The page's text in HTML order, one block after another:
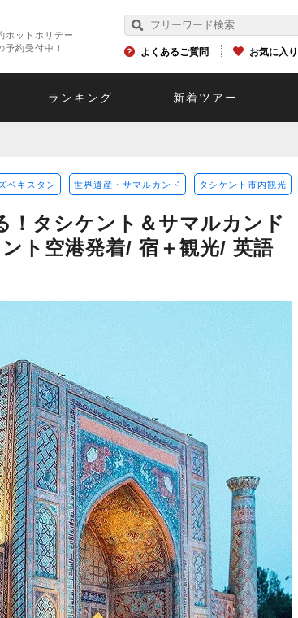
ホットホリデー
約受付中！
よくあるご質問 お気に入り
ランキング 新着ツアー
ベキスタン 世界遺産・サマルカンド タシケント市内観光
！タシケント＆サマルカンド
ト空港発着/ 宿＋観光/ 英語